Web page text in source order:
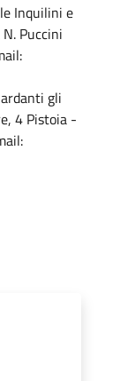
Inquilini e
Puccini
gli
4 Pistoia -